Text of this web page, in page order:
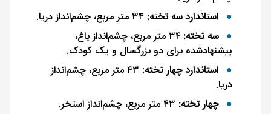
استاندارد سه تخته:
سه تخته:
۳۴ متر مربع، چشم‌انداز باغ،
پیشنهادشده برای دو بزرگسال و یک کودک.
استاندارد چهار تخته
: ۴۳ متر مربع، چشم‌انداز
دریا.
چهار تخته: